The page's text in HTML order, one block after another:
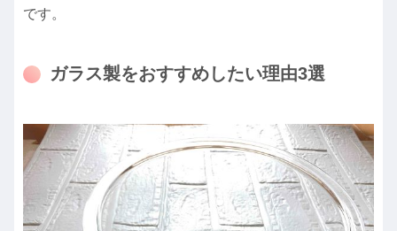
です。
ガラス製をおすすめしたい理由3選